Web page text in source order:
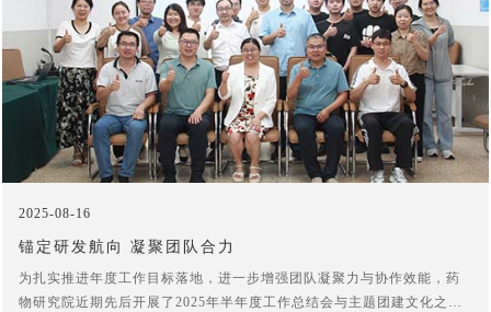
2025-08-16
锚定研发航向 凝聚团队合力
为扎实推进年度工作目标落地，进一步增强团队凝聚力与协作效能，药
物研究院近期先后开展了2025年半年度工作总结会与主题团建文化之